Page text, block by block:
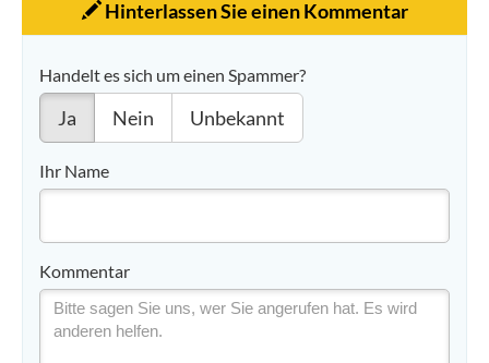
Hinterlassen Sie einen Kommentar
Handelt es sich um einen Spammer?
Ja Nein Unbekannt
Ihr Name
Kommentar